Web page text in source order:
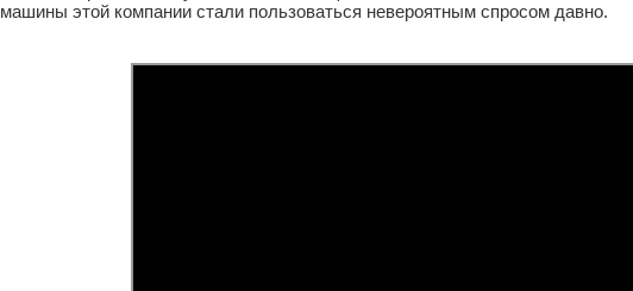
машины этой компании стали пользоваться невероятным спросом давно.